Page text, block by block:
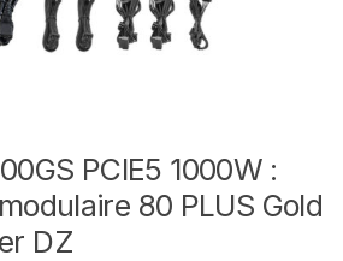
PCIE5 1000W :
80 PLUS Gold
DZ